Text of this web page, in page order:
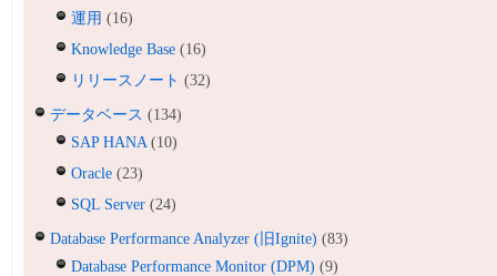
運用 (16)
Knowledge Base (16)
リリースノート (32)
データベース (134)
SAP HANA (10)
Oracle (23)
SQL Server (24)
Database Performance Analyzer (旧Ignite) (83)
Database Performance Monitor (DPM) (9)